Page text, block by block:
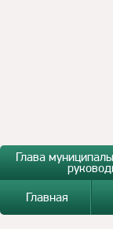
Глава
Главная